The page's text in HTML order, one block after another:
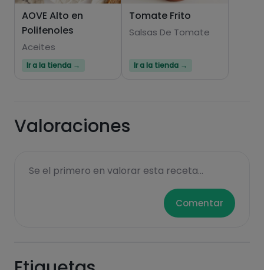
AOVE Alto en
Polifenoles
Aceites
Ir a la tienda →
Tomate Frito
Salsas De Tomate
Ir a la tienda →
Valoraciones
Se el primero en valorar esta receta...
Comentar